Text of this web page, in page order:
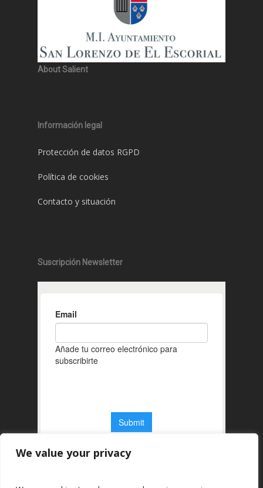
We value your privacy
About Salient
Información legal
Protección de datos RGPD
Política de cookies
Contacto y situación
Suscripción Newsletter